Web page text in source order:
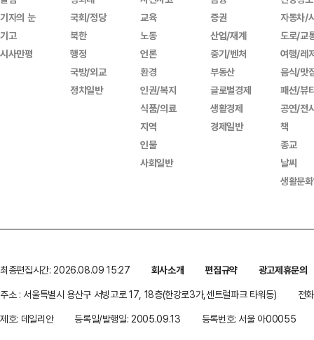
기자의 눈
기고
시사만평
국회/정당
북한
행정
국방/외교
정치일반
교육
노동
언론
환경
인권/복지
식품/의료
지역
인물
사회일반
증권
산업/재계
중기/벤처
부동산
글로벌경제
생활경제
경제일반
자동차/
도로/교
여행/레
음식/맛
패션/뷰
공연/전
책
종교
날씨
생활문
최종편집시간: 2026.08.09 15:27 회사소개 편집규약
광고제휴문의
주소 : 서울특별시 용산구 서빙고로 17, 18층(한강로3가,센트럴파크 타워동)
전
제호: 데일리안
등록일/발행일: 2005.09.13 등록번호: 서울 아00055